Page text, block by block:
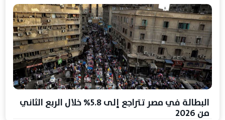
البطالة في مصر تتراجع إلى 5.8% خلال الربع الثاني
من 2026